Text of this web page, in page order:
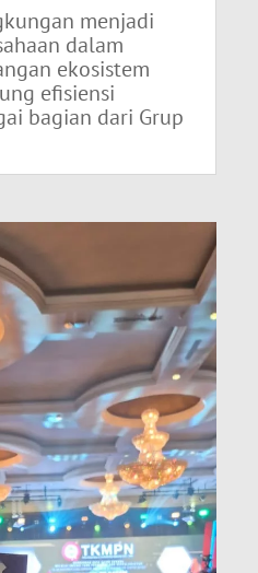
menjadi
dalam
ekosistem
efisiensi
bagian dari Grup